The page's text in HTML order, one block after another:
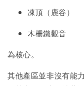
凍頂（鹿谷）
木柵鐵觀音
為核心。
其他產區並非沒有能